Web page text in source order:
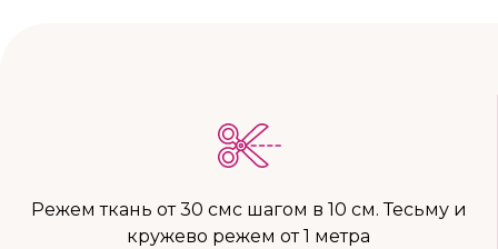
Режем ткань от 30 смс шагом в 10 см. Тесьму и
кружево режем от 1 метра